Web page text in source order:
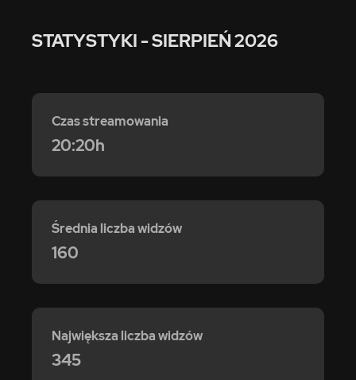
STATYSTYKI - SIERPIEŃ 2026
Czas streamowania
20:20h
Średnia liczba widzów
160
Największa liczba widzów
345